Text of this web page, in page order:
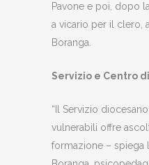
Pavone e poi, dopo
a vicario per il clero,
Boranga.
Servizio e Centro
“Il Servizio
vulnerabili offre
formazione – spiega